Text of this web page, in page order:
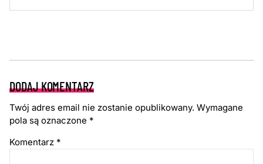
DODAJ KOMENTARZ
Twój adres email nie zostanie opublikowany. Wymagane
pola są oznaczone *
Komentarz *